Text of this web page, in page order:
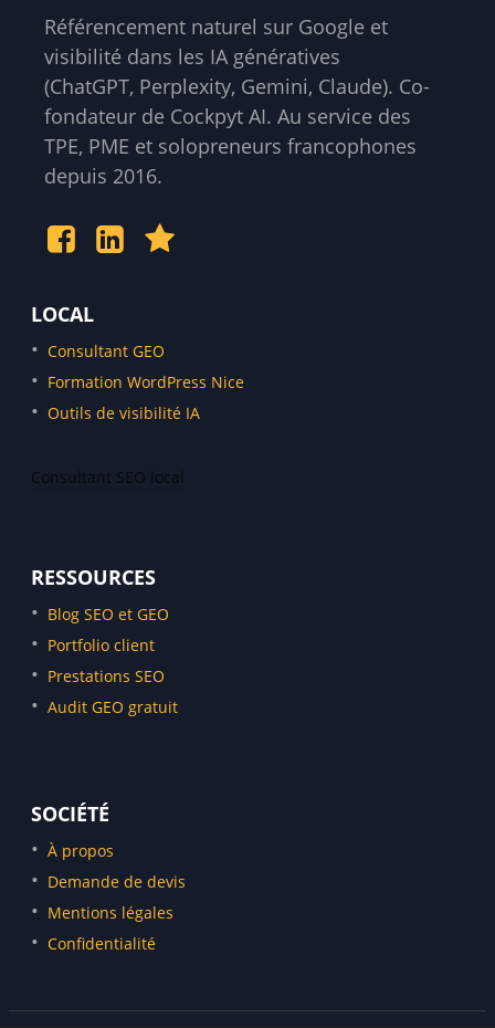
Référencement naturel sur Google et
visibilité dans les IA génératives
(ChatGPT, Perplexity, Gemini, Claude). Co-
fondateur de Cockpyt AI. Au service des
TPE, PME et solopreneurs francophones
depuis 2016.
LOCAL
Consultant GEO
Formation WordPress Nice
Outils de visibilité IA
Consultant SEO local
Consultant SEO Marseille
Consultant SEO Cannes
Consultant SEO Antibes
Consultant SEO Sophia-Antipolis
Consultant SEO Aix-en-Provence
RESSOURCES
Blog SEO et GEO
Portfolio client
Prestations SEO
Audit GEO gratuit
SOCIÉTÉ
À propos
Demande de devis
Mentions légales
Confidentialité